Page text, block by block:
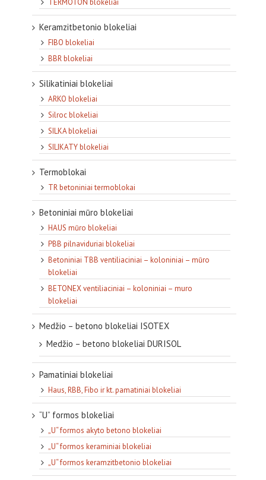
TERMOTON blokeliai
Keramzitbetonio blokeliai
FIBO blokeliai
BBR blokeliai
Silikatiniai blokeliai
ARKO blokeliai
Silroc blokeliai
SILKA blokeliai
SILIKATY blokeliai
Termoblokai
TR betoniniai termoblokai
Betoniniai mūro blokeliai
HAUS mūro blokeliai
PBB pilnaviduriai blokeliai
Betoniniai TBB ventiliaciniai – koloniniai – mūro
blokeliai
BETONEX ventiliaciniai – koloniniai – muro
blokeliai
Medžio – betono blokeliai ISOTEX
Medžio – betono blokeliai DURISOL
Pamatiniai blokeliai
Haus, RBB, Fibo ir kt. pamatiniai blokeliai
“U” formos blokeliai
„U“ formos akyto betono blokeliai
„U“ formos keraminiai blokeliai
„U“ formos keramzitbetonio blokeliai